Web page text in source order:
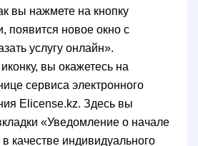
вы нажмете на кнопку
появится новое окно с
услугу онлайн».
вы окажетесь на
сервиса электронного
Elicense.kz. Здесь вы
«Уведомление о начале
в качестве индивидуального